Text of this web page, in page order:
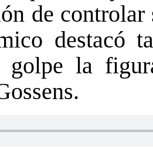
de controlar
destacó
golpe la